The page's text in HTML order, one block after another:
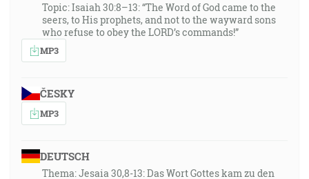
Topic: Isaiah 30:8–13: “The Word of God came to the
seers, to His prophets, and not to the wayward sons
who refuse to obey the LORD’s commands!”
MP3
ČESKY
MP3
DEUTSCH
Thema: Jesaia 30,8-13: Das Wort Gottes kam zu den